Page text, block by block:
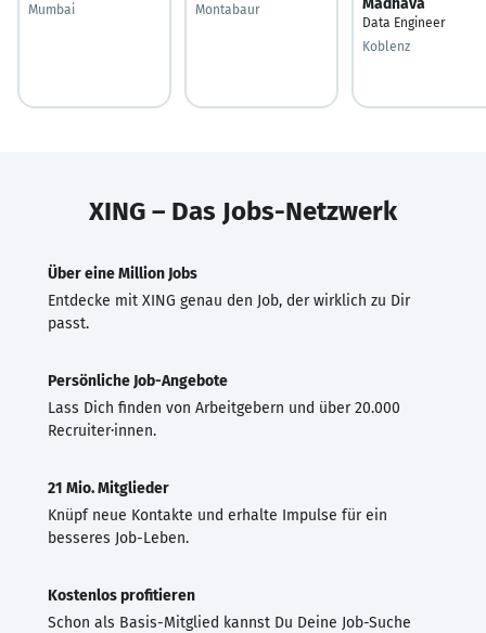
Mumbai
Montabaur
Data Engineer
Koblenz
XING – Das Jobs-Netzwerk
Über eine Million Jobs
Entdecke mit XING genau den Job, der wirklich zu Dir
passt.
Persönliche Job-Angebote
Lass Dich finden von Arbeitgebern und über 20.000
Recruiter·innen.
21 Mio. Mitglieder
Knüpf neue Kontakte und erhalte Impulse für ein
besseres Job-Leben.
Kostenlos profitieren
Schon als Basis-Mitglied kannst Du Deine Job-Suche